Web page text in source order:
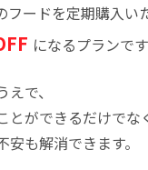
ードを定期購入い
になるプランです
で、
ができるだけでな
安も解消できます。